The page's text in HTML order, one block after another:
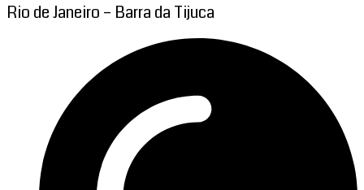
Rio de Janeiro – Barra da Tijuca